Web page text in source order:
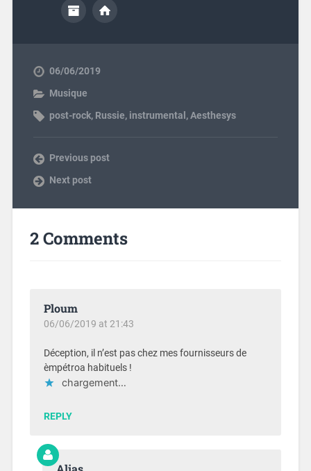
06/06/2019
Musique
post-rock, Russie, instrumental ,Aesthesys
Previous post
Next post
2 Comments
Ploum
06/06/2019 at 21:43
Déception, il n’est pas chez mes fournisseurs de
èmpétroa habituels !
chargement…
REPLY